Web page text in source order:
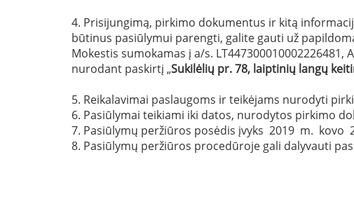
4. Prisijungimą, pirkimo dokumentus ir kitą
būtinus pasiūlymui parengti, galite gauti už
Mokestis sumokamas į a/s. LT447300010002226481,
nurodant paskirtį „Sukilėlių pr. 78, laiptinių langų
5. Reikalavimai paslaugoms ir teikėjams nurodyti
6. Pasiūlymai teikiami iki datos, nurodytos pirkimo
7. Pasiūlymų peržiūros posėdis įvyks 2019 m. kovo
8. Pasiūlymų peržiūros procedūroje gali dalyvauti